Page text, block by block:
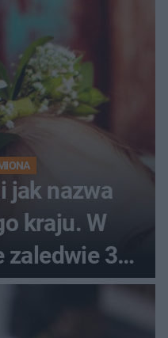
jak nazwa
kraju. W
zaledwie 3